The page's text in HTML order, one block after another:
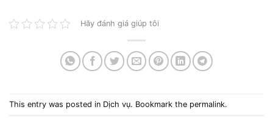
Hãy đánh giá giúp tôi
This entry was posted in Dịch vụ. Bookmark the permalink.